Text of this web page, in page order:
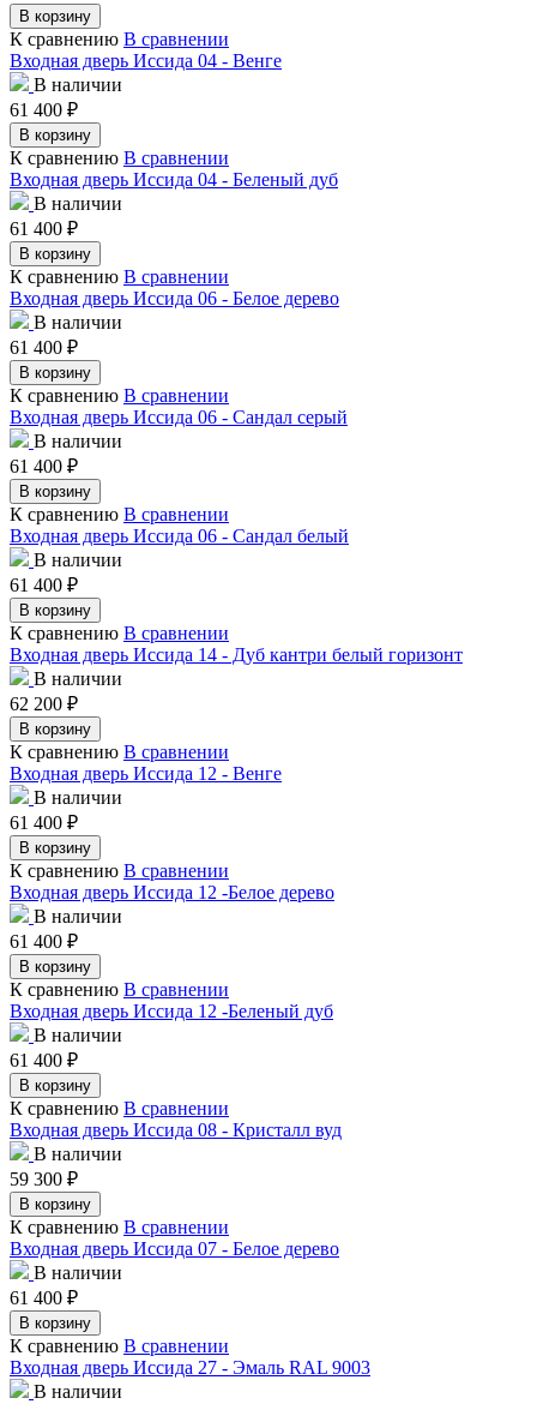
В корзину
К сравнению В сравнении
Входная дверь Иссида 04 - Венге
В наличии
61 400 ₽
В корзину
К сравнению В сравнении
Входная дверь Иссида 04 - Беленый дуб
В наличии
61 400 ₽
В корзину
К сравнению В сравнении
Входная дверь Иссида 06 - Белое дерево
В наличии
61 400 ₽
В корзину
К сравнению В сравнении
Входная дверь Иссида 06 - Сандал серый
В наличии
61 400 ₽
В корзину
К сравнению В сравнении
Входная дверь Иссида 06 - Сандал белый
В наличии
61 400 ₽
В корзину
К сравнению В сравнении
Входная дверь Иссида 14 - Дуб кантри белый горизонт
В наличии
62 200 ₽
В корзину
К сравнению В сравнении
Входная дверь Иссида 12 - Венге
В наличии
61 400 ₽
В корзину
К сравнению В сравнении
Входная дверь Иссида 12 -Белое дерево
В наличии
61 400 ₽
В корзину
К сравнению В сравнении
Входная дверь Иссида 12 -Беленый дуб
В наличии
61 400 ₽
В корзину
К сравнению В сравнении
Входная дверь Иссида 08 - Кристалл вуд
В наличии
59 300 ₽
В корзину
К сравнению В сравнении
Входная дверь Иссида 07 - Белое дерево
В наличии
61 400 ₽
В корзину
К сравнению В сравнении
Входная дверь Иссида 27 - Эмаль RAL 9003
В наличии